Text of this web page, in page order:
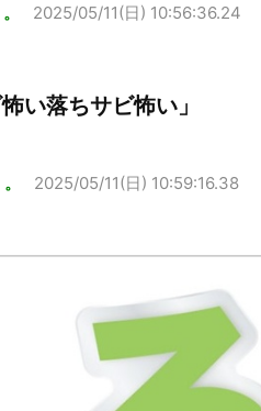
2025/05/11(日) 10:56:36.24
い落ちサビ怖い」
2025/05/11(日) 10:59:16.38